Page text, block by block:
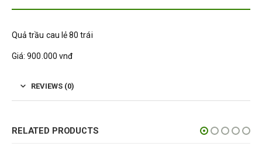
Quả trầu cau lẻ 80 trái
Giá: 900.000 vnđ
REVIEWS (0)
RELATED PRODUCTS